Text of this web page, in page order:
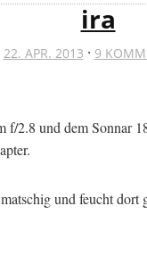
ira
22. APR. 2013 · 9
f/2.8 und dem Sonnar
und feucht